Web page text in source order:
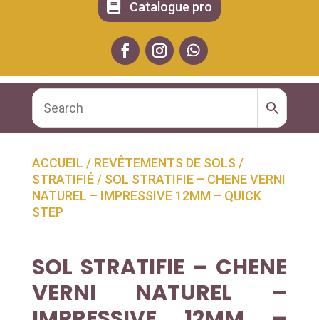
 Catalogue pro
ACCUEIL / REVÊTEMENTS DE SOLS /
STRATIFIÉ/ SOL STRATIFIE – CHENE VERNI
NATUREL – IMPRESSIVE 12MM – QUICK
STEP
SOL STRATIFIE – CHENE
VERNI NATUREL –